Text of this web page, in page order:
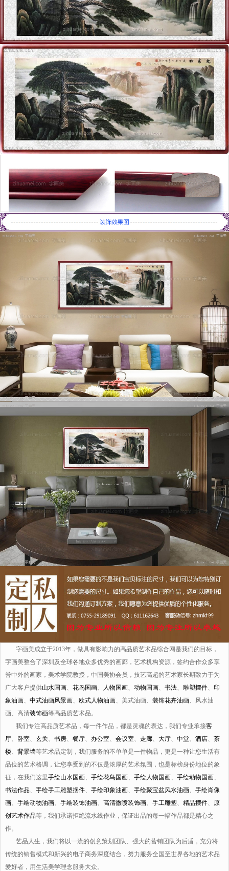
字画美成立于2013年，做具有影响力的高品质艺术品综合网是我们的目标，
字画美整合了深圳及全球各地众多优秀的画廊，艺术机构资源，签约合作众多享
誉中外的画家，美术学院教授，中国美协会员，技艺高超的艺术家长期致力于为
广大客户提供山水国画、 花鸟国画、 人物国画、 动物国画、 书法、 雕塑摆件、 印
象油画、 中式油画风景画、 欧式人物油画、美式油画、 装饰花卉油画、风水油
画、高清装饰画等高品质艺术品。
我们专注高品质艺术品，每一件作品，都是灵魂的表达，我们专业承接客
厅、 卧室、 玄关、 书房、 餐厅、 办公室、 会议室、 走廊、 大厅、 中堂、 酒店、 茶
楼、 背景墙等艺术品定制，我们服务的不单单是一件物品，更是一种让您生活有
品位的艺术格调，让您享受到的不仅是浓厚的艺术氛围，也是标榜身份地位的象
征，在我们这里手绘山水国画、 手绘花鸟国画、 手绘人物国画、 手绘动物国画、
书法作品、 手绘手工雕塑摆件、 手绘印象油画、 手绘聚宝盆风水油画、 手绘肖像
画、 手绘动物油画、 手绘装饰油画、 高清微喷装饰画、 手工雕塑、 精品摆件、 原
创艺术作品等，我们承诺拒绝流水线作业，保证出品的每一幅作品都是精心之
作。
艺品人生，我们将以一流的创意策划团队、强大的营销团队为后盾，充分将
传统的销售模式和新兴的电子商务深度结合，努力服务全国至世界各地的艺术品
爱好者，用生活美学理念服务大众。